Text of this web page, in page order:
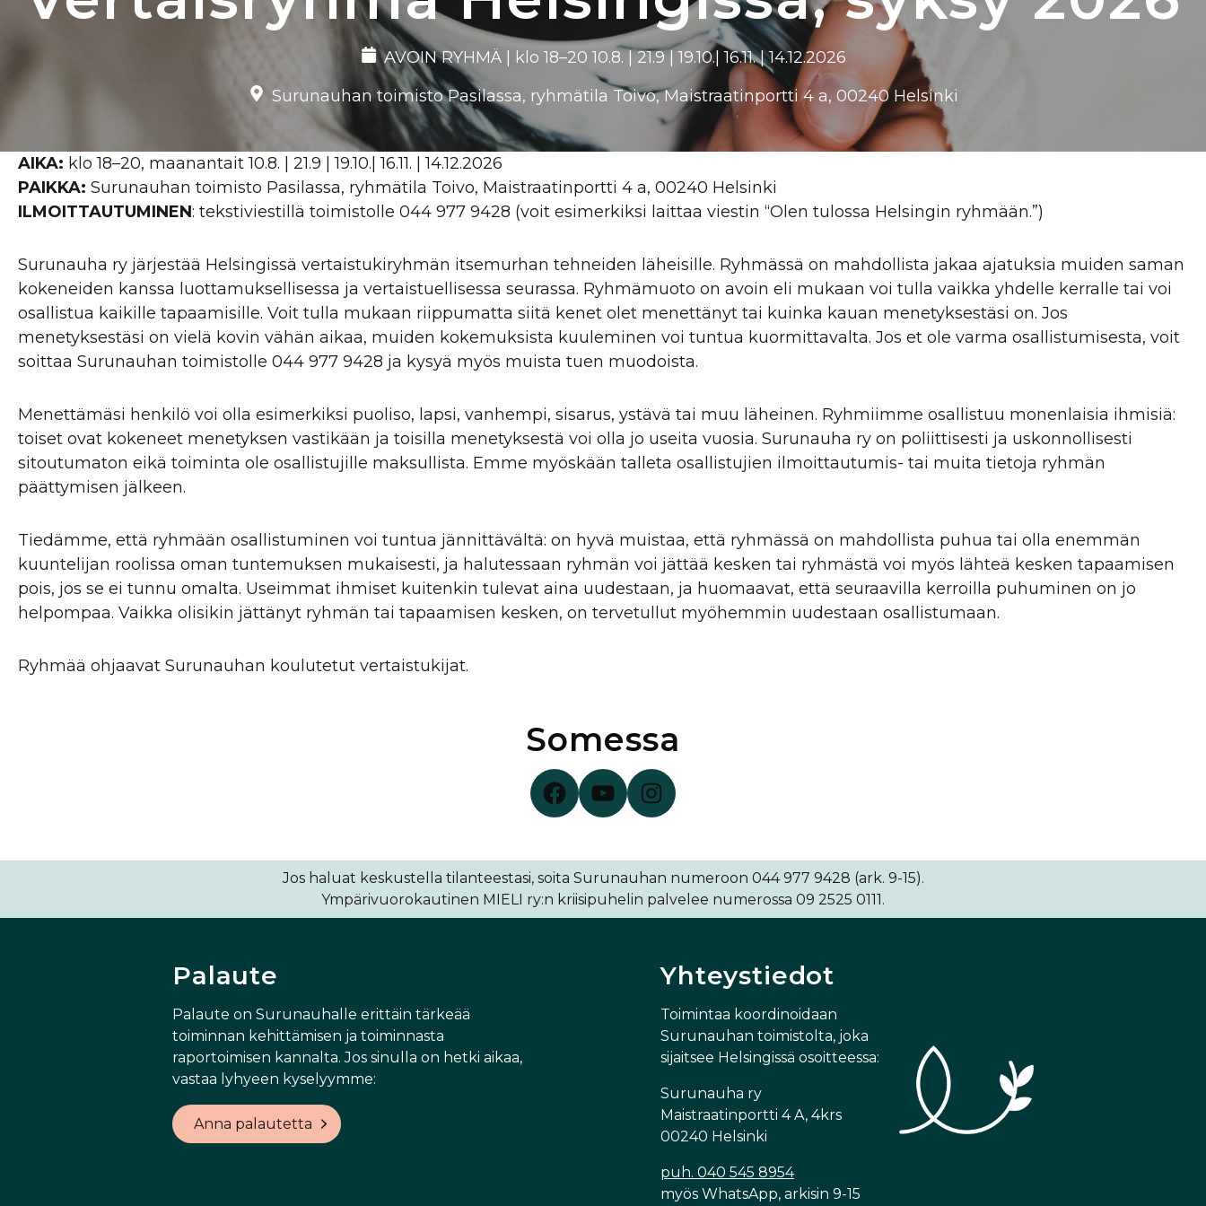
AVOIN RYHMÄ | klo 18–20 10.8. | 21.9 | 19.10.| 16.11. | 14.12.2026
Surunauhan toimisto Pasilassa, ryhmätila Toivo, Maistraatinportti 4 a, 00240 Helsinki
AIKA: klo 18–20, maanantait 10.8. | 21.9 | 19.10.| 16.11. | 14.12.2026
PAIKKA: Surunauhan toimisto Pasilassa, ryhmätila Toivo, Maistraatinportti 4 a, 00240 Helsinki
ILMOITTAUTUMINEN: tekstiviestillä toimistolle 044 977 9428 (voit esimerkiksi laittaa viestin “Olen tulossa Helsingin ryhmään.”)
Surunauha ry järjestää Helsingissä vertaistukiryhmän itsemurhan tehneiden läheisille. Ryhmässä on mahdollista jakaa ajatuksia muiden saman
kokeneiden kanssa luottamuksellisessa ja vertaistuellisessa seurassa. Ryhmämuoto on avoin eli mukaan voi tulla vaikka yhdelle kerralle tai voi
osallistua kaikille tapaamisille. Voit tulla mukaan riippumatta siitä kenet olet menettänyt tai kuinka kauan menetyksestäsi on. Jos
menetyksestäsi on vielä kovin vähän aikaa, muiden kokemuksista kuuleminen voi tuntua kuormittavalta. Jos et ole varma osallistumisesta, voit
soittaa Surunauhan toimistolle 044 977 9428 ja kysyä myös muista tuen muodoista.
Menettämäsi henkilö voi olla esimerkiksi puoliso, lapsi, vanhempi, sisarus, ystävä tai muu läheinen. Ryhmiimme osallistuu monenlaisia ihmisiä:
toiset ovat kokeneet menetyksen vastikään ja toisilla menetyksestä voi olla jo useita vuosia. Surunauha ry on poliittisesti ja uskonnollisesti
sitoutumaton eikä toiminta ole osallistujille maksullista. Emme myöskään talleta osallistujien ilmoittautumis- tai muita tietoja ryhmän
päättymisen jälkeen.
Tiedämme, että ryhmään osallistuminen voi tuntua jännittävältä: on hyvä muistaa, että ryhmässä on mahdollista puhua tai olla enemmän
kuuntelijan roolissa oman tuntemuksen mukaisesti, ja halutessaan ryhmän voi jättää kesken tai ryhmästä voi myös lähteä kesken tapaamisen
pois, jos se ei tunnu omalta. Useimmat ihmiset kuitenkin tulevat aina uudestaan, ja huomaavat, että seuraavilla kerroilla puhuminen on jo
helpompaa. Vaikka olisikin jättänyt ryhmän tai tapaamisen kesken, on tervetullut myöhemmin uudestaan osallistumaan.
Ryhmää ohjaavat Surunauhan koulutetut vertaistukijat.
Somessa
Surunauha Facebookissa
Surunauha YouTubessa
Surunauha Instagramissa
Jos haluat keskustella tilanteestasi, soita Surunauhan numeroon 044 977 9428 (ark. 9-15).
Ympärivuorokautinen MIELI ry:n kriisipuhelin palvelee numerossa 09 2525 0111.
Palaute
Palaute on Surunauhalle erittäin tärkeää
toiminnan kehittämisen ja toiminnasta
raportoimisen kannalta. Jos sinulla on hetki aikaa,
vastaa lyhyeen kyselyymme:
Anna palautetta
Yhteystiedot
Toimintaa koordinoidaan
Surunauhan toimistolta, joka
sijaitsee Helsingissä osoitteessa:
Surunauha ry
Maistraatinportti 4 A, 4krs
00240 Helsinki
puh. 040 545 8954
myös WhatsApp, arkisin 9-15